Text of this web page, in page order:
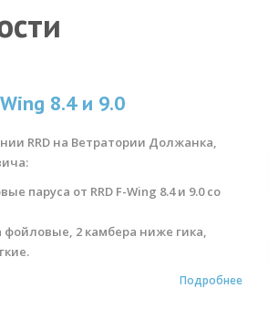
8.4 и 9.0
RRD на Ветратории Должанка,
паруса от RRD F-Wing 8.4 и 9.0 со
2 камбера ниже гика,
Подробнее